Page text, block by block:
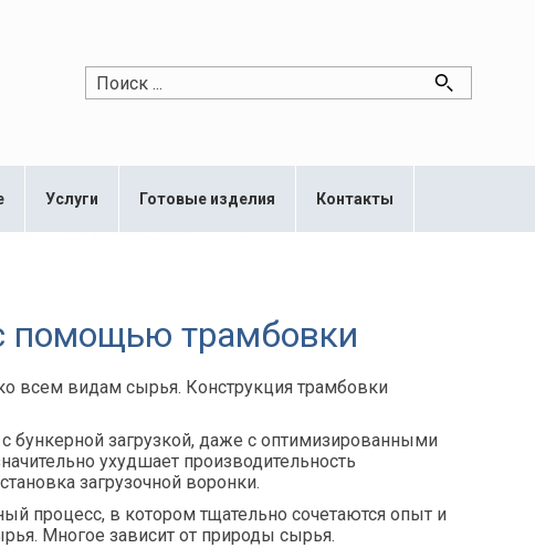
Услуги Готовые изделия Контакты
помощью трамбовки
всем видам сырья. Конструкция трамбовки
бункерной загрузкой, даже с оптимизированными
ухудшает производительность
загрузочной воронки.
процесс, в котором тщательно сочетаются опыт и
Многое зависит от природы сырья.